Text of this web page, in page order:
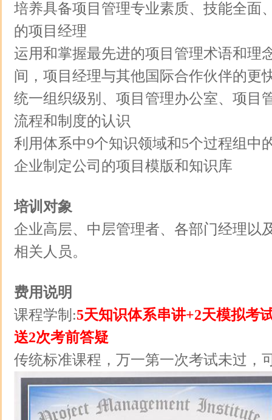
培养具备项目管理专业素质、技能全面
的项目经理
运用和掌握最先进的项目管理术语和理
间，项目经理与其他国际合作伙伴的更
统一组织级别、项目管理办公室、项目
流程和制度的认识
利用体系中9个知识领域和5个过程组中
企业制定公司的项目模版和知识库
培训对象
企业高层、中层管理者、各部门经理以
相关人员。
费用说明
课程学制:5天知识体系串讲+2天模拟考
送2次考前答疑
传统标准课程，万一第一次考试未过，